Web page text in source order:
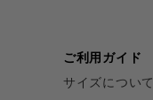
ご利用ガイド
サイズについて